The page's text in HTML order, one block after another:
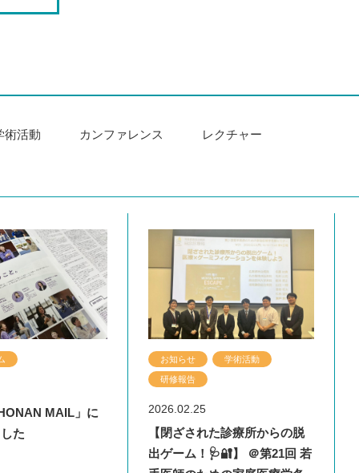
術活動 カンファレンス レクチャー
MAIL」に
た
お知らせ 学術活動
研修報告
2026.02.25
【閉ざされた診療所からの脱
出ゲーム！🩺🔐】 ＠第21回 若
診療医育成プロジェ
ブログ 研修報告
2023.01.14
活動報告！
に？
ンデ先生に？Twitter
内視鏡スペシャリス
ナンデ先生に？
2021.02.18
あなたはナンデ先生に？湘南鎌
倉総合内科レジェンドに聴く！
①
医師のための家庭医
まちづくり
2021.08.09
湘南鎌倉におけるCOPC実践
まちづくり 学術活動
レクチャー
2023.02.16
第18回若手医師のための家庭医
療学冬期セミナー
ンス
】内科チーフレジ
修医教育～
お知らせ カンファレンス
レクチャー
2025.06.09
内科・総合診療専門研修説明会
＆ミニレクチャー開催します！
ナスティクスアリー
年記念イベントにて
お知らせ カンファレンス
レクチャー
2025.06.09
内科・総合診療専門研修説明会
＆ミニレクチャー開催します！
ンス
り「ビデオレビュ
カンファレンス 研修報告
2023.12.22
ER内科カンファレンス
ム
】けんしん？検診？
月採用エントリー受
（2次募集9/12締切
お知らせ
2025.06.10
■ 2026年4月採用エントリー募
集開始しました！（8/16締切予
定）